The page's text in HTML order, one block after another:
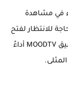
في مشاهدة
للانتظار لفتح
وتحميل مشغل فيديو خارجي، حيث يوفر تطبيق MOODTV أداءً